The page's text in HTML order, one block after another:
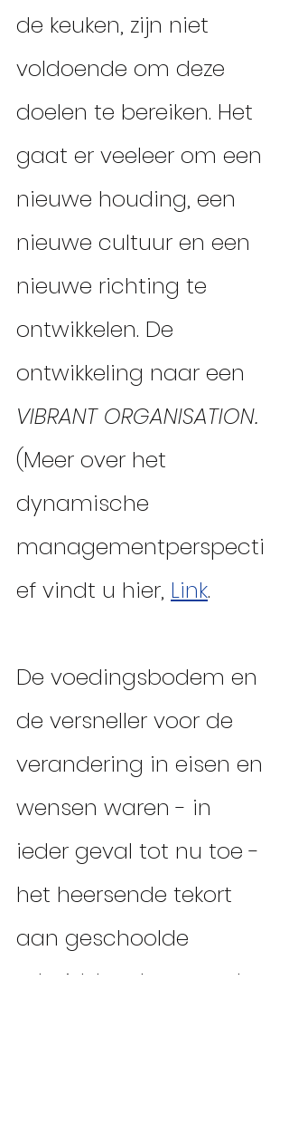
de keuken, zijn niet
voldoende om deze
doelen te bereiken. Het
gaat er veeleer om een
nieuwe houding, een
nieuwe cultuur en een
nieuwe richting te
ontwikkelen. De
ontwikkeling naar een
VIBRANT ORGANISATION.
(Meer over het
dynamische
managementperspecti
ef vindt u hier, Link.
De voedingsbodem en
de versneller voor de
verandering in eisen en
wensen waren - in
ieder geval tot nu toe -
het heersende tekort
aan geschoolde
arbeidskrachten en de